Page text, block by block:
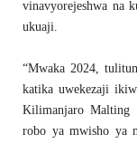
vinavyorejeshwa na
ukuaji.
“Mwaka 2024,
katika uwekezaji
Kilimanjaro Malting
robo ya mwisho ya